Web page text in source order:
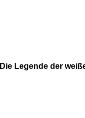
Legende der